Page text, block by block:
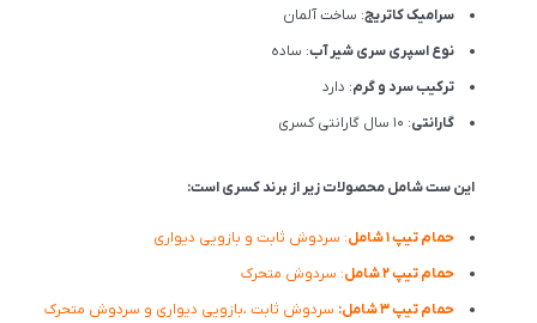
سرامیک کاتریج: ساخت آلمان
نوع اسپری سری شیر آب: ساده
ترکیب سرد و گرم: دارد
گارانتی: 10 سال گارانتی کسری
این ست شامل محصولات زیر از برند کسری است:
حمام تیپ ۱ شامل
: سردوش ثابت و بازویی دیواری
حمام تیپ ۲ شامل
: سردوش متحرک
حمام تیپ ۳ شامل:
سردوش ثابت ،بازویی دیواری و سردوش متحرک